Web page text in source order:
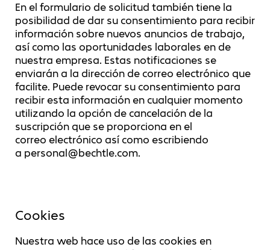
En el formulario de solicitud también tiene la
posibilidad de dar su consentimiento para recibir
información sobre nuevos anuncios de trabajo,
así como las oportunidades laborales en de
nuestra empresa. Estas notificaciones se
enviarán a la dirección de correo electrónico que
facilite. Puede revocar su consentimiento para
recibir esta información en cualquier momento
utilizando la opción de cancelación de la
suscripción que se proporciona en el
correo electrónico así como escribiendo
a personal@bechtle.com.
Cookies
Nuestra web hace uso de las cookies en